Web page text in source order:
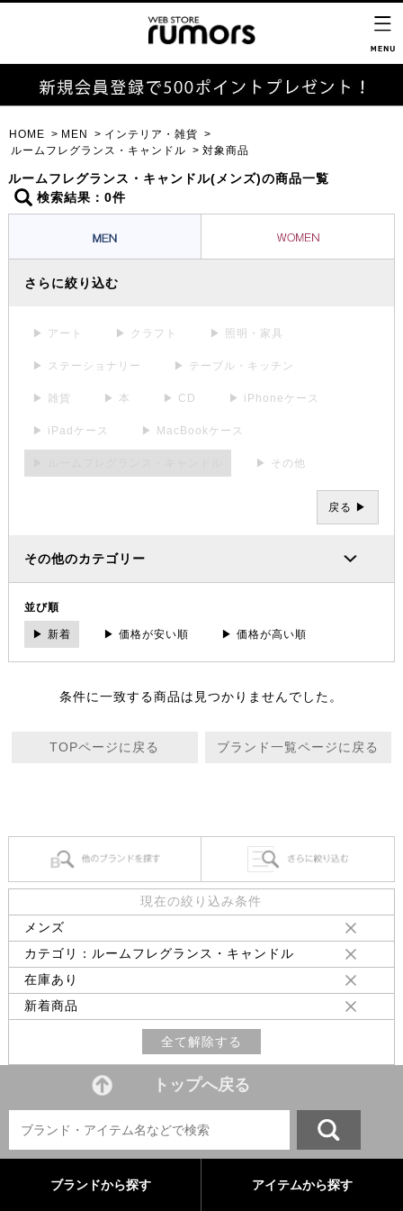
HOME MEN
インテリア・雑貨
ルームフレグランス・キャンドル
対象商品
ルームフレグランス・キャンドル(メンズ)の商品一覧
検索結果：0件
さらに絞り込む
▶ アート ▶ クラフト ▶ 照明・家具
▶ ステーショナリー ▶ テーブル・キッチン
▶ 雑貨 ▶ 本 ▶ CD ▶ iPhoneケース
▶ iPadケース ▶ MacBookケース
▶ その他
戻る ▶
その他のカテゴリー
並び順
▶ 新着 ▶ 価格が安い順 ▶ 価格が高い順
条件に一致する商品は見つかりませんでした。
TOPページに戻る ブランド一覧ページに戻る
現在の絞り込み条件
メンズ
カテゴリ：ルームフレグランス・キャンドル
在庫あり
新着商品
全て解除する
トップへ戻る
ブランドから探す アイテムから探す